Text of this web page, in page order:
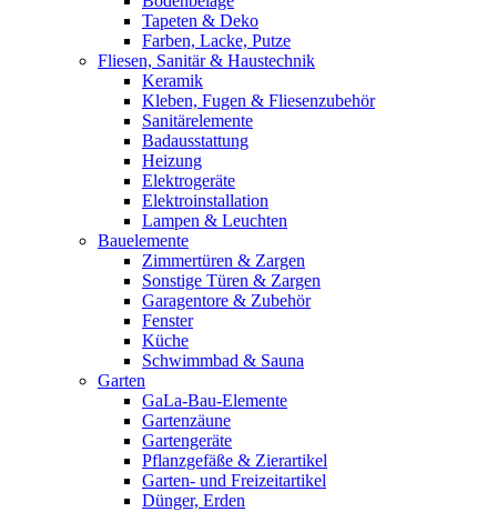
Tapeten & Deko
Farben, Lacke, Putze
Fliesen, Sanitär & Haustechnik
Keramik
Kleben, Fugen & Fliesenzubehör
Sanitärelemente
Badausstattung
Heizung
Elektrogeräte
Elektroinstallation
Lampen & Leuchten
Bauelemente
Zimmertüren & Zargen
Sonstige Türen & Zargen
Garagentore & Zubehör
Fenster
Küche
Schwimmbad & Sauna
Garten
GaLa-Bau-Elemente
Gartenzäune
Gartengeräte
Pflanzgefäße & Zierartikel
Garten- und Freizeitartikel
Dünger, Erden